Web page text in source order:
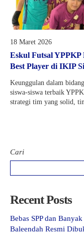
18 Maret 2026
Eskul Futsal YPPKP
Best Player di IKIP
Keunggulan dalam
siswa-siswa terbaik
strategi tim yang solid,
Cari
Recent Posts
Bebas SPP dan
Baleendah Resmi